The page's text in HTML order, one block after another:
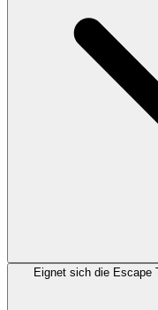
Eignet sich die Escape